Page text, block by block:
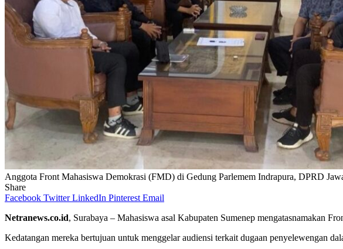
Anggota Front Mahasiswa Demokrasi (FMD) di Gedung Parlemem Indrapura, DPRD
Share
Facebook Twitter LinkedIn Pinterest Email
Netranews.co.id, Surabaya – Mahasiswa asal Kabupaten Sumenep mengatasnamakan
Kedatangan mereka bertujuan untuk menggelar audiensi terkait dugaan penyelewengan